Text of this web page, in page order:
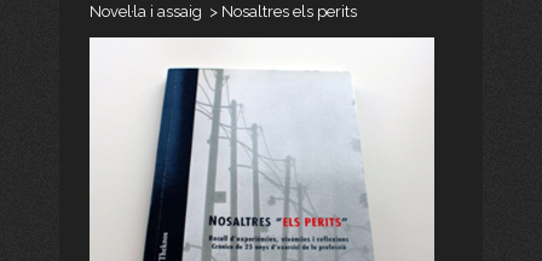
Novel·la i assaig > Nosaltres els perits